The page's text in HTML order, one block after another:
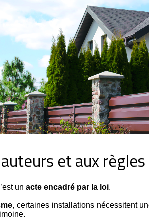
et aux
un acte encadré par la loi.
, certaines installations nécessitent